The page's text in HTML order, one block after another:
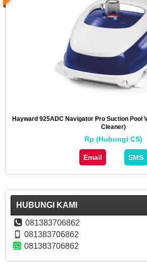
Hayward 925ADC Navigator Pro Suction Pool
Cleaner)
Rp (Hubungi CS)
Email SMS
HUBUNGI KAMI
081383706862
081383706862
081383706862